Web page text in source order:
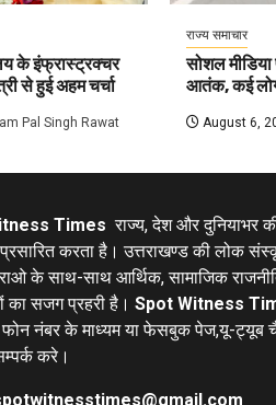
के इंफ्रास्ट्रक्चर
से हुई अहम चर्चा
Pal Singh Rawat
राज्य समाचार
सोशल मीडिया
आतंक, कई
August 6,
Times राज्य, देश और दुनियाभर
करता है। उत्तराखण्ड की लोक
के साथ-साथ आर्थिक, सामाजिक
का सजग प्रहरी है। Spot Witness
फोन नंबर के माध्यम या फेसबुक पेज,यू-ट्यूब
करे।